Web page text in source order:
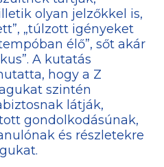
olyan jelzőkkel is,
„túlzott igényeket
élő”, sőt akár
A kutatás
hogy a Z
szintén
látják,
gondolkodásúnak,
és részletekre